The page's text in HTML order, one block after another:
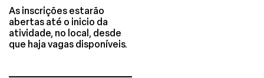
As inscrições estarão
abertas até o inicio da
atividade, no local, desde
que haja vagas disponíveis.